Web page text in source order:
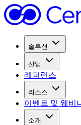
솔루션
산업
레퍼런스
리소스
이벤트 및 웨비
소개